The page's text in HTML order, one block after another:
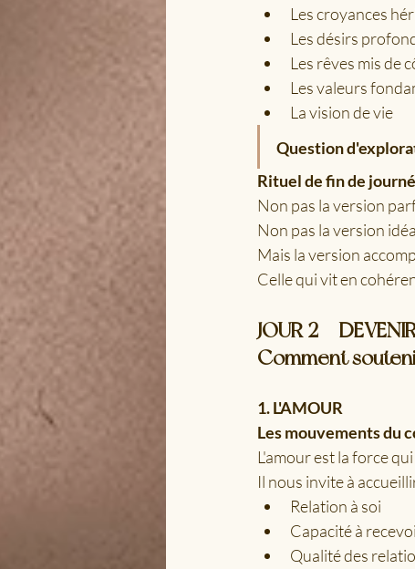
Les croyances
Les désirs
Les rêves mis de
Les valeurs
La vision de vie
Question
Rituel de fin de
Non pas la version
Non pas la version
Mais la version
Celle qui vit en
JOUR 2 —
Comment
1. L'AMOUR
Les mouvements du
L'amour est la force
Il nous invite à
Relation à soi
Capacité à
Qualité des